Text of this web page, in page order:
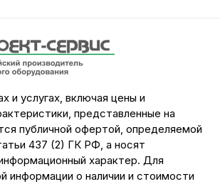
и услугах, включая цены и
представленные на
публичной офертой, определяемой
437 (2) ГК РФ, а носят
характер. Для
информации о наличии и стоимости